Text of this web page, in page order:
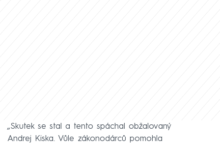
„Skutek se stal a tento spáchal obžalovaný
Andrej Kiska. Vůle zákonodárců pomohla